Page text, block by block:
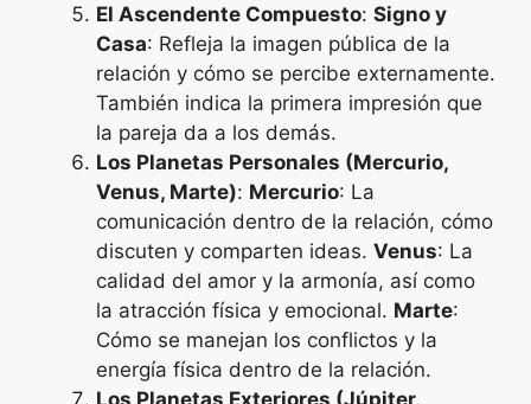
El Ascendente Compuesto: Signo y
Casa: Refleja la imagen pública de la
relación y cómo se percibe externamente.
También indica la primera impresión que
la pareja da a los demás.
Los Planetas Personales (Mercurio,
Venus, Marte): Mercurio: La
comunicación dentro de la relación, cómo
discuten y comparten ideas. Venus: La
calidad del amor y la armonía, así como
la atracción física y emocional. Marte:
Cómo se manejan los conflictos y la
energía física dentro de la relación.